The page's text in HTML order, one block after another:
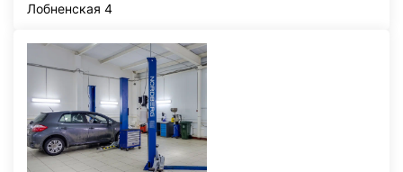
Лобненская 4